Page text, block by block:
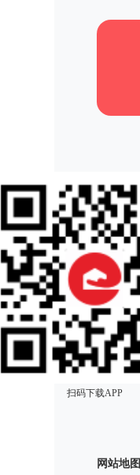
扫码下载APP
网站地图